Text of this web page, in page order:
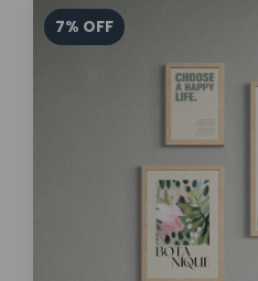
7% OFF